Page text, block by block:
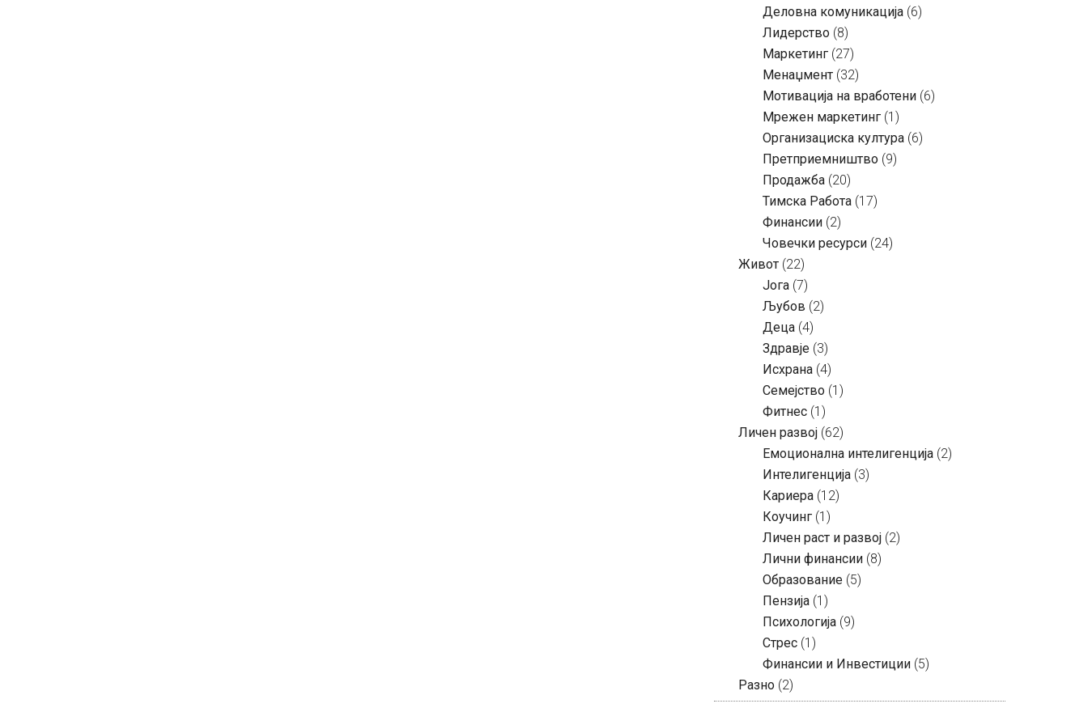
Деловна комуникација (6)
Лидерство (8)
Маркетинг (27)
Менаџмент (32)
Мотивација на вработени (6)
Мрежен маркетинг (1)
Организациска култура (6)
Претприемништво (9)
Продажба (20)
Тимска Работа (17)
Финансии (2)
Човечки ресурси (24)
Живот (22)
Јога (7)
Љубов (2)
Деца (4)
Здравје (3)
Исхрана (4)
Семејство (1)
Фитнес (1)
Личен развој (62)
Емоционална интелигенција (2)
Интелигенција (3)
Кариера (12)
Коучинг (1)
Личен раст и развој (2)
Лични финансии (8)
Образование (5)
Пензија (1)
Психологија (9)
Стрес (1)
Финансии и Инвестиции (5)
Разно (2)